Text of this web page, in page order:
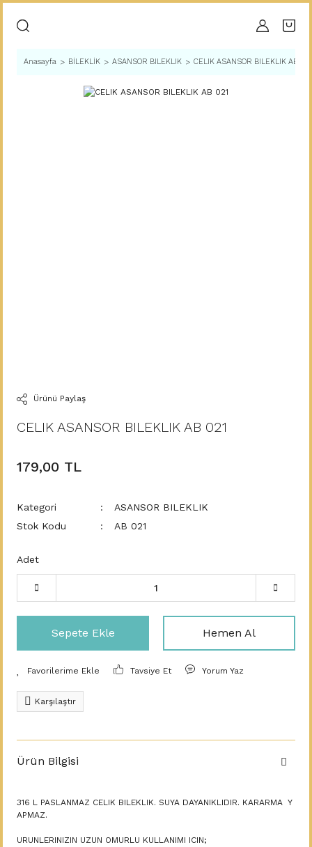
Anasayfa BİLEKLİK ASANSOR BILEKLIK CELIK ASANSOR BILEKLIK AB 021
Ürünü Paylaş
CELIK ASANSOR BILEKLIK AB 021
179,00 TL
Kategori
ASANSOR BILEKLIK
Stok Kodu
AB 021
Adet
Sepete Ekle Hemen Al
Tavsiye Et Yorum Yaz
Karşılaştır
Ürün Bilgisi
316 L PASLANMAZ CELIK BILEKLIK. SUYA DAYANIKLIDIR. KARARMA Y
APMAZ.
URUNLERINIZIN UZUN OMURLU KULLANIMI ICIN;